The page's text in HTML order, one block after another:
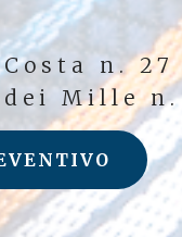
n. 27
dei Mille n.